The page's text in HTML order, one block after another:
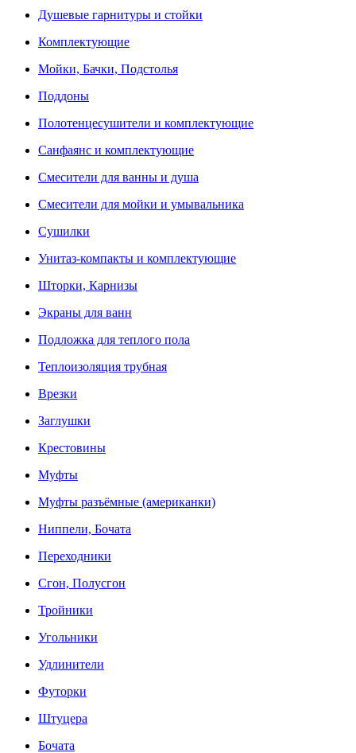
Душевые гарнитуры и стойки
Комплектующие
Мойки, Бачки, Подстолья
Поддоны
Полотенцесушители и комплектующие
Санфаянс и комплектующие
Смесители для ванны и душа
Смесители для мойки и умывальника
Сушилки
Унитаз-компакты и комплектующие
Шторки, Карнизы
Экраны для ванн
Подложка для теплого пола
Теплоизоляция трубная
Врезки
Заглушки
Крестовины
Муфты
Муфты разъёмные (американки)
Ниппели, Бочата
Переходники
Сгон, Полусгон
Тройники
Угольники
Удлинители
Футорки
Штуцера
Бочата